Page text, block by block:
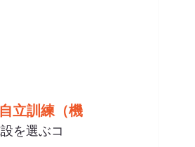
立訓練（機
を選ぶコ